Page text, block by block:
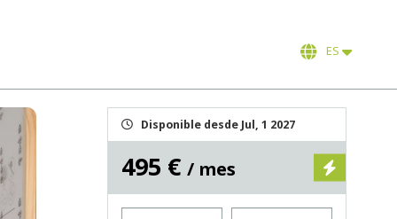
ES
Disponible desde Jul, 1 2027
495 € / mes